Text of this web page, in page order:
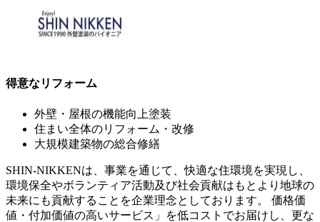
得意なリフォーム
外壁・屋根の機能向上塗装
住まい全体のリフォーム・改修
大規模建築物の総合修繕
SHIN-NIKKENは、事業を通じて、快適な住環境を実現し、
環境保全やボランティア活動及び社会貢献はもとより地球の
未来にも貢献することを企業理念としております。 価格価
値・付加価値の高いサービス」を低コストでお届けし、更な